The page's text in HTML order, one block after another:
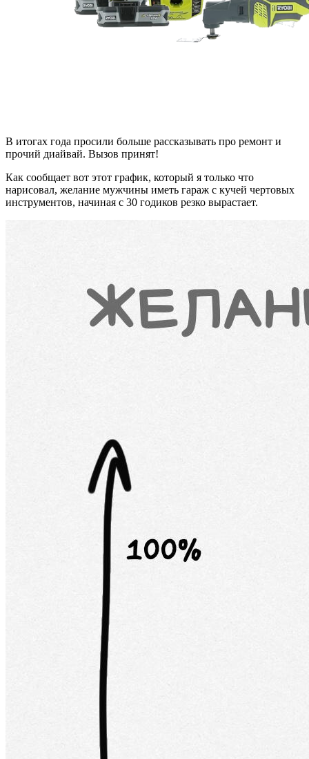
В итогах года просили больше рассказывать про ремонт и
прочий диайвай. Вызов принят!
Как сообщает вот этот график, который я только что
нарисовал, желание мужчины иметь гараж с кучей чертовых
инструментов, начиная с 30 годиков резко вырастает.